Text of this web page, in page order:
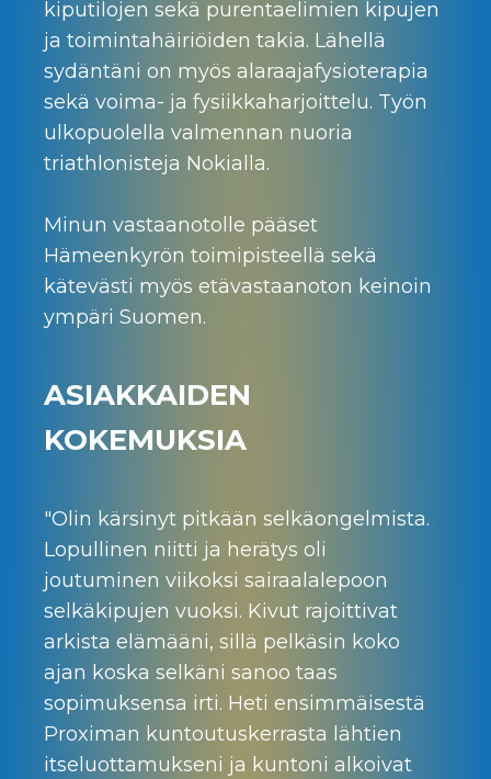
kiputilojen sekä purentaelimien kipujen
ja toimintahäiriöiden takia. Lähellä
sydäntäni on myös alaraajafysioterapia
sekä voima- ja fysiikkaharjoittelu. Työn
ulkopuolella valmennan nuoria
triathlonisteja Nokialla.
Minun vastaanotolle pääset
Hämeenkyrön toimipisteellä sekä
kätevästi myös etävastaanoton keinoin
ympäri Suomen.
ASIAKKAIDEN
KOKEMUKSIA
"Olin kärsinyt pitkään selkäongelmista.
Lopullinen niitti ja herätys oli
joutuminen viikoksi sairaalalepoon
selkäkipujen vuoksi. Kivut rajoittivat
arkista elämääni, sillä pelkäsin koko
ajan koska selkäni sanoo taas
sopimuksensa irti. Heti ensimmäisestä
Proximan kuntoutuskerrasta lähtien
itseluottamukseni ja kuntoni alkoivat